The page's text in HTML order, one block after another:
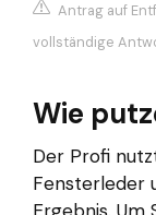
Antrag auf
vollständige
Wie
Der Profi
Fensterleder